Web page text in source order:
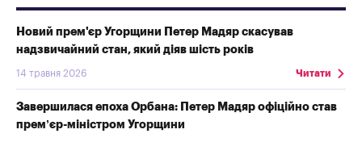
Новий прем'єр Угорщини Петер Мадяр скасував
надзвичайний стан, який діяв шість років
14 травня 2026 Читати
Завершилася епоха Орбана: Петер Мадяр офіційно став
прем’єр-міністром Угорщини